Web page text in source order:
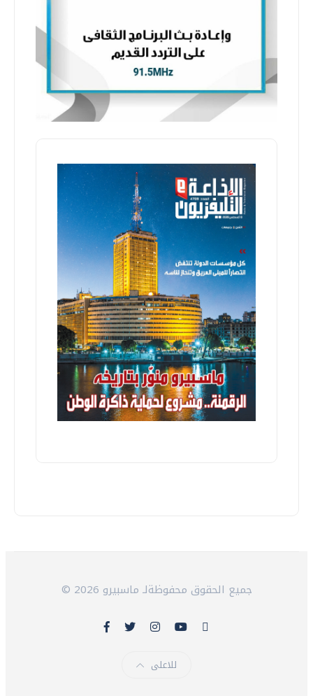
© 2026 جميع الحقوق محفوظةلـ ماسبيرو
للاعلى